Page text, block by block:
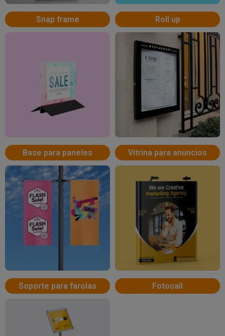
Snap frame Roll up
Base para paneles Vitrina para anuncios
Soporte para farolas Fotocall